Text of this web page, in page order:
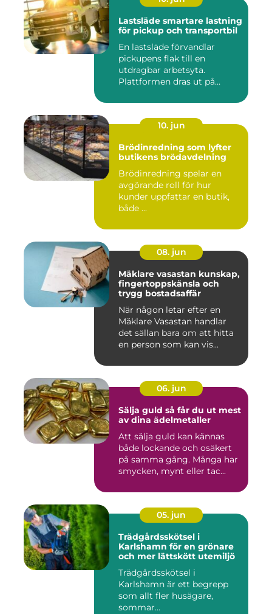
Lastsläde smartare lastning
för pickup och transportbil
En lastsläde förvandlar
pickupens flak till en
utdragbar arbetsyta.
Plattformen dras ut på
10. jun
Brödinredning som lyfter
butikens brödavdelning
Brödinredning spelar en
avgörande roll för hur
kunder uppfattar en butik,
både ...
08. jun
Mäklare vasastan kunskap,
fingertoppskänsla och
trygg bostadsaffär
När någon letar efter en
Mäklare Vasastan handlar
det sällan bara om att hitta
en person som kan vis...
06. jun
Sälja guld så får du ut mest
av dina ädelmetaller
Att sälja guld kan kännas
både lockande och osäkert
på samma gång. Många har
smycken, mynt eller tac...
05. jun
Trädgårdsskötsel i
Karlshamn för en grönare
och mer lättskött utemiljö
Trädgårdsskötsel i
Karlshamn är ett begrepp
som allt fler husägare,
sommar...